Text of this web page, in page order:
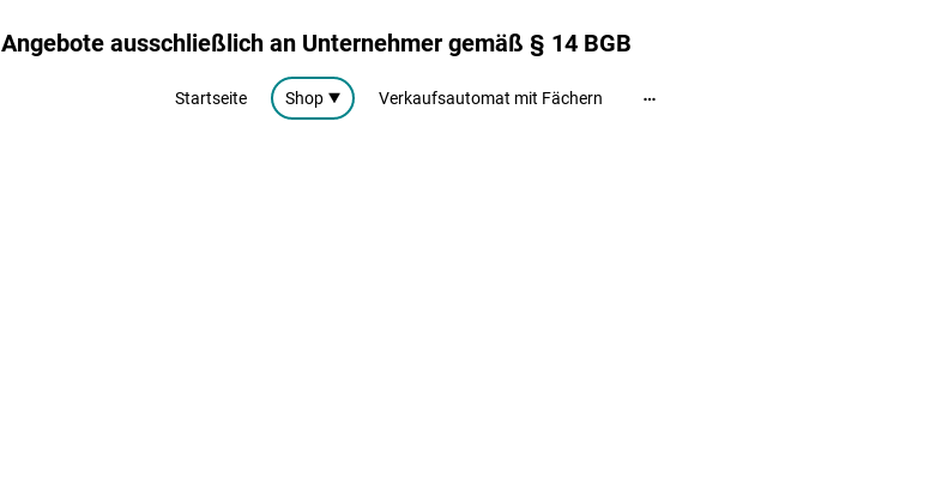
Angebote ausschließlich an Unternehmer gemäß § 14 BGB
Startseite Shop Verkaufsautomat mit Fächern